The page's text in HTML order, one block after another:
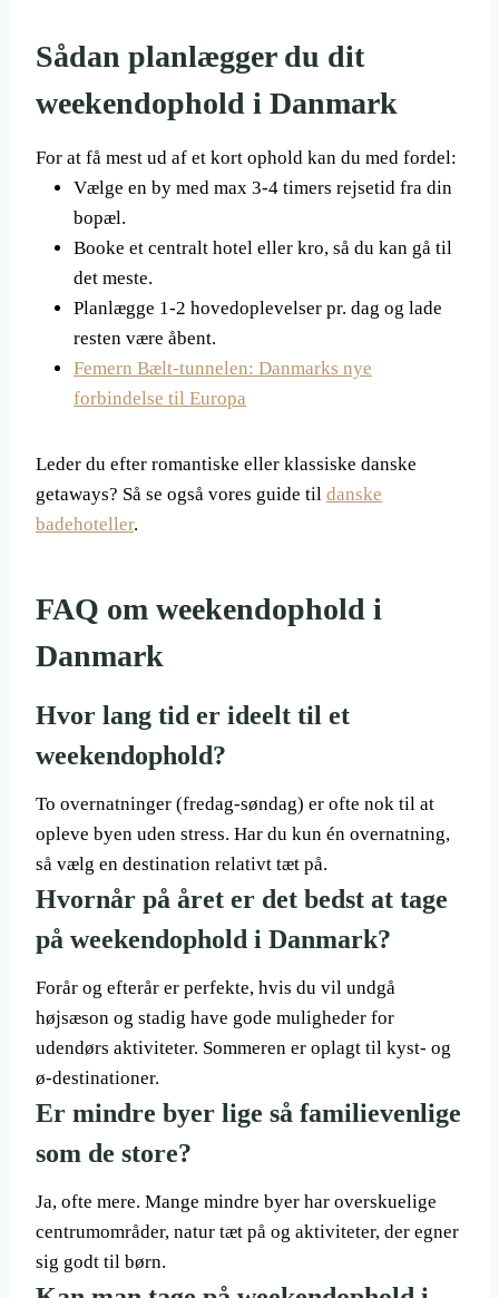
Sådan planlægger du dit
weekendophold i Danmark
For at få mest ud af et kort ophold kan du med fordel:
Vælge en by med max 3-4 timers rejsetid fra din
bopæl.
Booke et centralt hotel eller kro, så du kan gå til
det meste.
Planlægge 1-2 hovedoplevelser pr. dag og lade
resten være åbent.
Femern Bælt-tunnelen: Danmarks nye
forbindelse til Europa
Leder du efter romantiske eller klassiske danske
getaways? Så se også vores guide til danske
badehoteller.
FAQ om weekendophold i
Danmark
Hvor lang tid er ideelt til et
weekendophold?
To overnatninger (fredag-søndag) er ofte nok til at
opleve byen uden stress. Har du kun én overnatning,
så vælg en destination relativt tæt på.
Hvornår på året er det bedst at tage
på weekendophold i Danmark?
Forår og efterår er perfekte, hvis du vil undgå
højsæson og stadig have gode muligheder for
udendørs aktiviteter. Sommeren er oplagt til kyst- og
ø-destinationer.
Er mindre byer lige så familievenlige
som de store?
Ja, ofte mere. Mange mindre byer har overskuelige
centrumområder, natur tæt på og aktiviteter, der egner
sig godt til børn.